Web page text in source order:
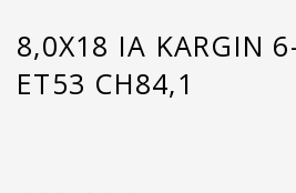
8,0X18 IA KARGIN
ET53 CH84,1